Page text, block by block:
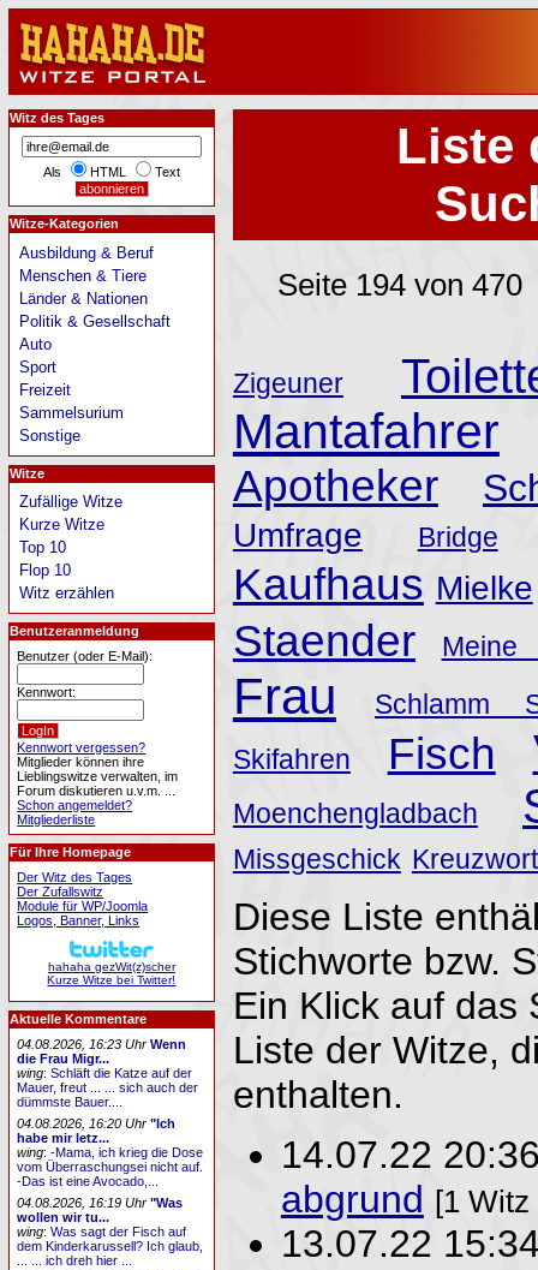
Liste
Seite 194 von 470
Zigeuner
Mantafahrer
Apotheker
Umfrage Bridge
Kaufhaus Mielke
Staender Meine
Frau
Schlamm
Skifahren
Fisch
Moenchengladbach
Missgeschick
Diese Liste
Stichworte bzw.
Ein Klick auf das
Liste der Witze,
enthalten.
14.07.22
abgrund [1
13.07.22
Witz des Tages
Als HTML Text
Witze-Kategorien
Ausbildung & Beruf
Menschen & Tiere
Länder & Nationen
Politik & Gesellschaft
Auto
Sport
Freizeit
Sammelsurium
Sonstige
Witze
Zufällige Witze
Kurze Witze
Top 10
Flop 10
Witz erzählen
Benutzeranmeldung
Benutzer (oder E-Mail):
Kennwort:
Kennwort vergessen?
Mitglieder können ihre
Lieblingswitze verwalten, im
Forum diskutieren u.v.m. ...
Schon angemeldet?
Mitgliederliste
Für Ihre Homepage
Der Witz des Tages
Der Zufallswitz
Module für WP/Joomla
Logos, Banner, Links
hahaha gezWit(z)scher
Kurze Witze bei Twitter!
Aktuelle Kommentare
04.08.2026, 16:23 Uhr Wenn
die Frau Migr...
wing:Schläft die Katze auf der
Mauer, freut ... ... sich auch der
dümmste Bauer....
04.08.2026, 16:20 Uhr "Ich
habe mir letz...
wing:-Mama, ich krieg die Dose
vom Überraschungsei nicht auf.
-Das ist eine Avocado,...
04.08.2026, 16:19 Uhr "Was
wollen wir tu...
wing:Was sagt der Fisch auf
dem Kinderkarussell? Ich glaub,
... ... ich dreh hier ...